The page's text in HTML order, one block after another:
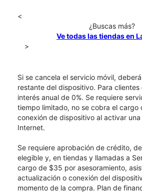
<
¿Buscas más?
Ve todas las tiendas en
>
Si se cancela el servicio móvil,
restante del dispositivo. Para clientes
interés anual de 0%. Se requiere
tiempo limitado, no se cobra el cargo
conexión de dispositivo al activar
Internet.
Se requiere aprobación de crédito,
elegible y, en tiendas y llamadas a
cargo de $35 por asesoramiento,
actualización o conexión del
momento de la compra. Plan de